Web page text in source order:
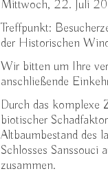
Mittwoch, 22. Juli
Treffpunkt:
der Historischen
Wir bitten um Ihre
anschließende
Durch das komplexe
biotischer
Altbaumbestand des
Schlosses Sanssouci
zusammen.